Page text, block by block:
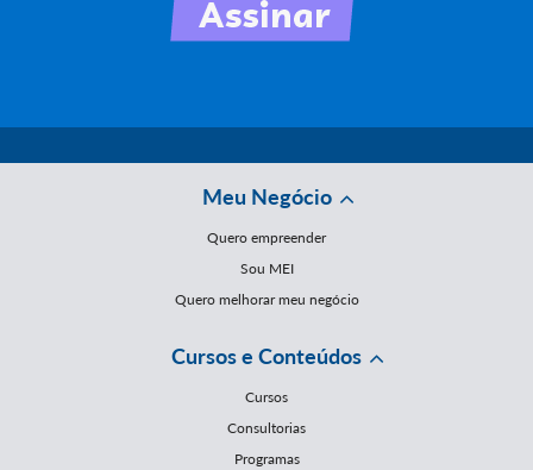
Meu Negócio
Quero empreender
Sou MEI
Quero melhorar meu negócio
Cursos e Conteúdos
Cursos
Consultorias
Programas